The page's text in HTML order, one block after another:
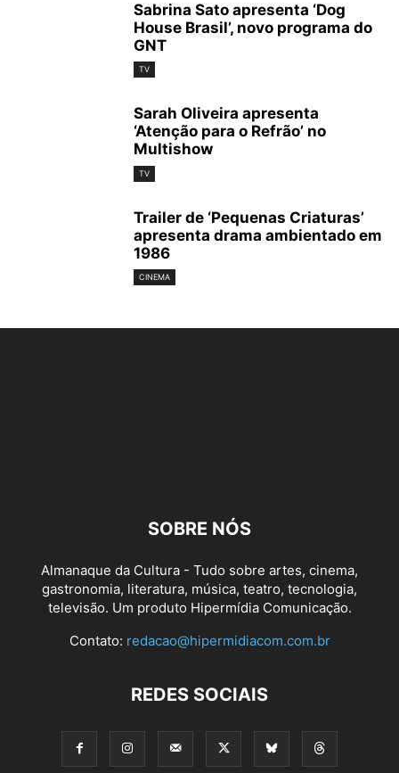
Sabrina Sato apresenta ‘Dog
House Brasil’, novo programa do
GNT
TV
Sarah Oliveira apresenta
‘Atenção para o Refrão’ no
Multishow
TV
Trailer de ‘Pequenas Criaturas’
apresenta drama ambientado em
1986
CINEMA
SOBRE NÓS
Almanaque da Cultura - Tudo sobre artes, cinema,
gastronomia, literatura, música, teatro, tecnologia,
televisão. Um produto Hipermídia Comunicação.
Contato: redacao@hipermidiacom.com.br
REDES SOCIAIS